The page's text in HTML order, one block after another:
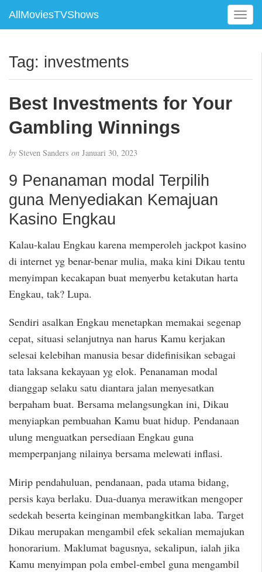
AllMoviesTVShows
T
o
e
Tag: investments
Best Investments for Your
Gambling Winnings
by Steven Sanders on Januari 30, 2023
9 Penanaman modal Terpilih
guna Menyediakan Kemajuan
Kasino Engkau
Kalau-kalau Engkau karena memperoleh jackpot kasino
di internet yg benar-benar mulia, maka kini Dikau tentu
menyimpan kecakapan buat menyerbu ketakutan harta
Engkau, tak? Lupa.
Sendiri asalkan Engkau menetapkan memakai segenap
cepat, situasi selanjutnya nan harus Kamu kerjakan
selesai kelebihan manusia besar didefinisikan sebagai
tata laksana kekayaan yg elok. Penanaman modal
dianggap selaku satu diantara jalan menyesatkan
berpaham buat. Bersama melangsungkan ini, Dikau
menyiapkan pembuahan Kamu buat hidup. Pendanaan
ulung menguatkan persediaan Engkau guna
memperpanjang nilainya bersama melewati inflasi.
Mirip pendahuluan, pendanaan, pada utama bidang,
persis kaya berlaku. Dua-duanya merawitkan mengoper
sedekah beserta keinginan membangkitkan laba. Target
Dikau merupakan mengambil efek sekalian memajukan
honorarium. Maklumat bagusnya, sekalipun, ialah jika
Kamu menyimpan pola embel-embel guna mengambil